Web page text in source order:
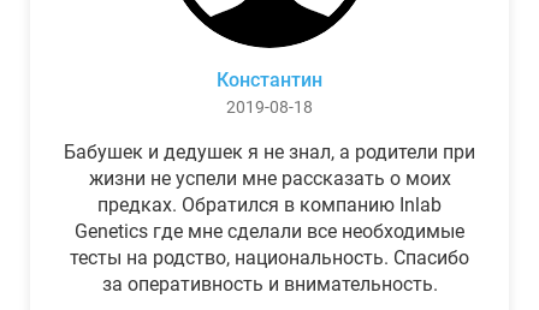
Константин
2019-08-18
Бабушек и дедушек я не знал, а родители при
жизни не успели мне рассказать о моих
предках. Обратился в компанию Inlab
Genetics где мне сделали все необходимые
тесты на родство, национальность. Спасибо
за оперативность и внимательность.